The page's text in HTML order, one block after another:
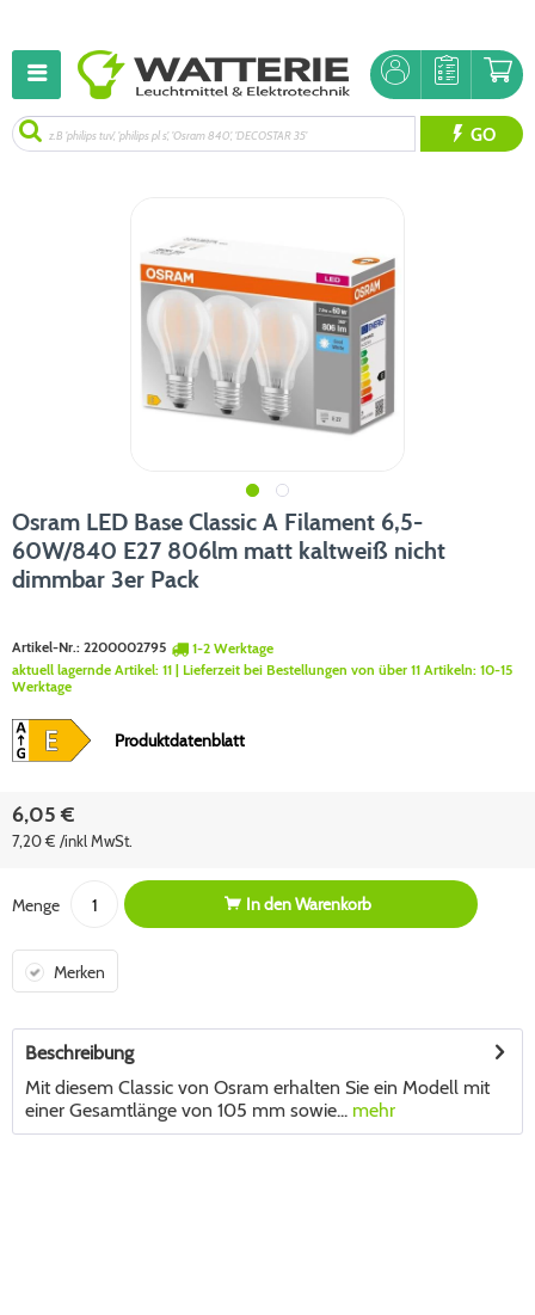
GO
Osram LED Base Classic A Filament 6,5-
60W/840 E27 806lm matt kaltweiß nicht
dimmbar 3er Pack
Artikel-Nr.: 2200002795
1-2 Werktage
aktuell lagernde Artikel: 11 | Lieferzeit bei Bestellungen von über 11 Artikeln: 10-15
Werktage
Produktdatenblatt
6,05 €
7,20 € /inkl MwSt.
Menge In denWarenkorb
Merken
Beschreibung
Mit diesem Classic von Osram erhalten Sie ein Modell mit
einer Gesamtlänge von 105 mm sowie... mehr